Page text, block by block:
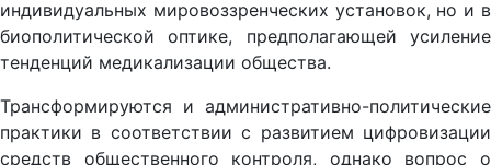
индивидуальных мировоззренческих установок, но и в
биополитической оптике, предполагающей усиление
тенденций медикализации общества.
Трансформируются и административно-политические
практики в соответствии с развитием цифровизации
средств общественного контроля, однако вопрос о